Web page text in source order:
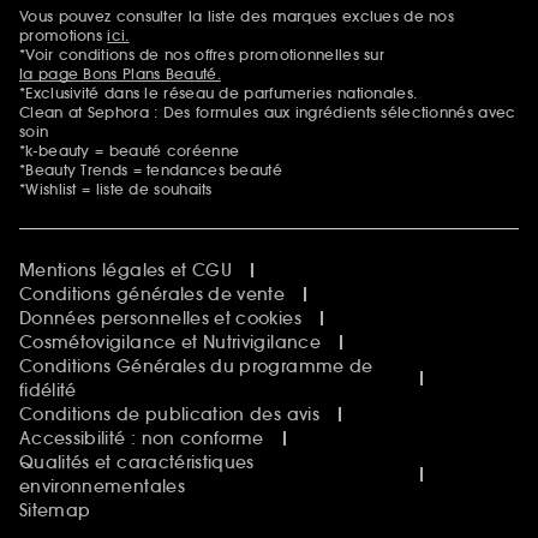
Sephora Beautiful Club
Clean at Sephora
Idées & Inspirations Beauté
Mentions additionnelles
Vous pouvez consulter la liste des marques exclues de nos
promotionsici.
*Voir conditions de nos offres promotionnelles sur
la page Bons Plans Beauté.
*Exclusivité dans le réseau de parfumeries nationales.
Clean at Sephora : Des formules aux ingrédients sélectionnés avec
soin
*k-beauty = beauté coréenne
*Beauty Trends = tendances beauté
*Wishlist = liste de souhaits
Mentions légales et CGU
Conditions générales de vente
Données personnelles et cookies
Cosmétovigilance et Nutrivigilance
Conditions Générales du programme de
fidélité
Conditions de publication des avis
Accessibilité : non conforme
Qualités et caractéristiques
environnementales
Sitemap